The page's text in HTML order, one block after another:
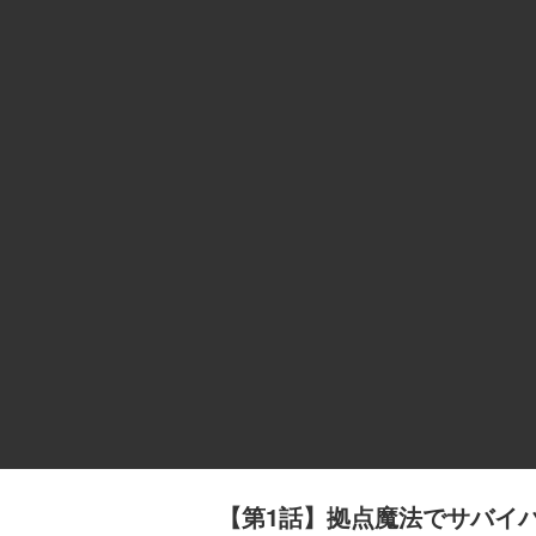
【第1話】拠点魔法でサバイ